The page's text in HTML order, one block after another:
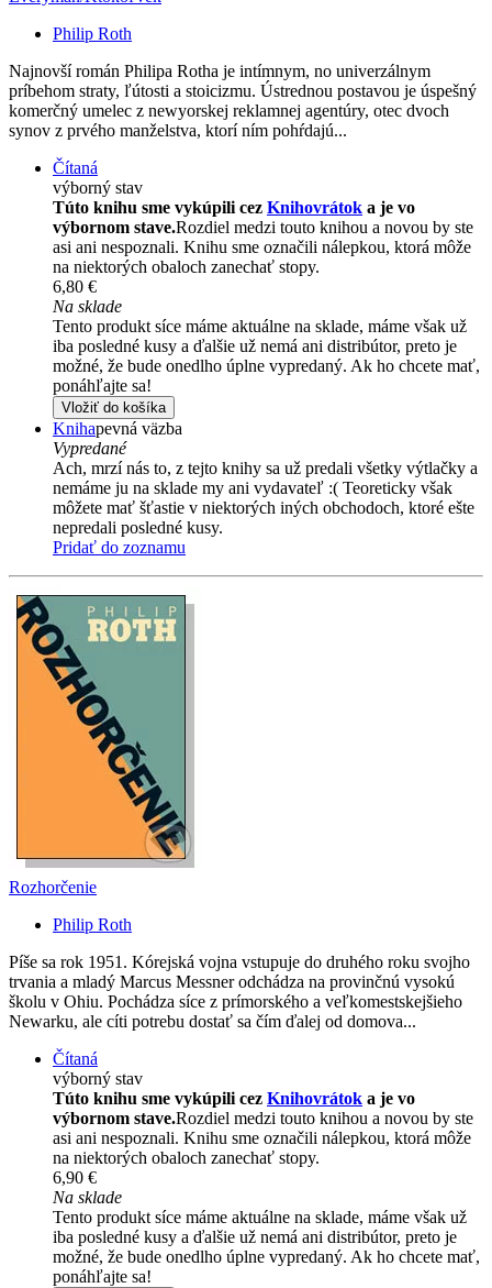
Philip Roth
Najnovší román Philipa Rotha je intímnym, no univerzálnym
príbehom straty, ľútosti a stoicizmu. Ústrednou postavou je úspešný
komerčný umelec z newyorskej reklamnej agentúry, otec dvoch
synov z prvého manželstva, ktorí ním pohŕdajú...
Čítaná
výborný stav
Túto knihu sme vykúpili cez Knihovrátok a je vo
výbornom stave.Rozdiel medzi touto knihou a novou by ste
asi ani nespoznali. Knihu sme označili nálepkou, ktorá môže
na niektorých obaloch zanechať stopy.
6,80 €
Na sklade
Tento produkt síce máme aktuálne na sklade, máme však už
iba posledné kusy a ďalšie už nemá ani distribútor, preto je
možné, že bude onedlho úplne vypredaný. Ak ho chcete mať,
ponáhľajte sa!
Vložiť do košíka
Knihapevná väzba
Vypredané
Ach, mrzí nás to, z tejto knihy sa už predali všetky výtlačky a
nemáme ju na sklade my ani vydavateľ :( Teoreticky však
môžete mať šťastie v niektorých iných obchodoch, ktoré ešte
nepredali posledné kusy.
Pridať do zoznamu
Rozhorčenie
Philip Roth
Píše sa rok 1951. Kórejská vojna vstupuje do druhého roku svojho
trvania a mladý Marcus Messner odchádza na provinčnú vysokú
školu v Ohiu. Pochádza síce z prímorského a veľkomestskejšieho
Newarku, ale cíti potrebu dostať sa čím ďalej od domova...
Čítaná
výborný stav
Túto knihu sme vykúpili cez Knihovrátok a je vo
výbornom stave.Rozdiel medzi touto knihou a novou by ste
asi ani nespoznali. Knihu sme označili nálepkou, ktorá môže
na niektorých obaloch zanechať stopy.
6,90 €
Na sklade
Tento produkt síce máme aktuálne na sklade, máme však už
iba posledné kusy a ďalšie už nemá ani distribútor, preto je
možné, že bude onedlho úplne vypredaný. Ak ho chcete mať,
ponáhľajte sa!